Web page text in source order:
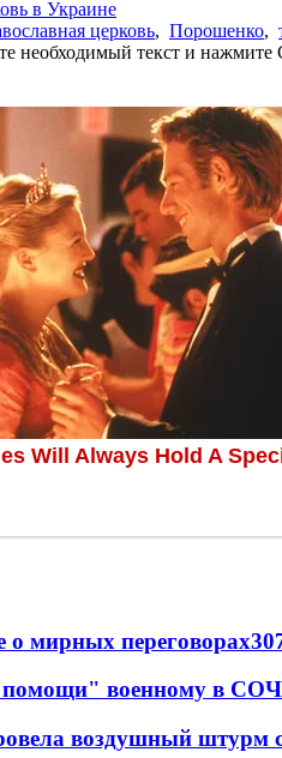
в Украине
церковь, Порошенко,
необходимый текст и нажмите
о мирных переговорах
военному в СОЧ
воздушный штурм